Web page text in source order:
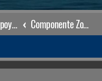
Cuerpo de Apoyo & Salvamento Marítimo (órgano operacional) Componente Zonal Pampatar